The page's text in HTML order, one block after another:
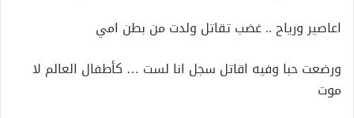
اعاصير ورياح .. غضب تقاتل ولدت من بطن امي
ورضعت حبا وفيه اقاتل سجل انا لست … كأطفال العالم لا
موت